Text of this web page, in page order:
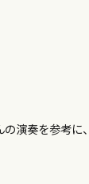
演奏を参考に